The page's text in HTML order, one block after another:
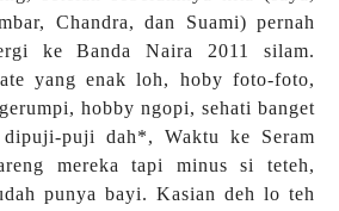
Chandra, dan Suami) pernah
ke Banda Naira 2011 silam.
yang enak loh, hoby foto-foto,
hobby ngopi, sehati banget
puji dah*, Waktu ke Seram
mereka tapi minus si teteh,
punya bayi. Kasian deh lo teh